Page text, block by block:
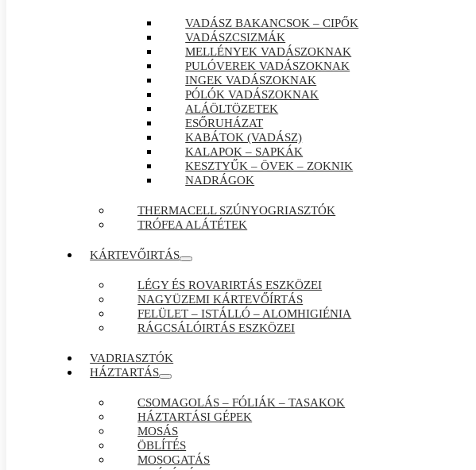
VADÁSZ BAKANCSOK – CIPŐK
VADÁSZCSIZMÁK
MELLÉNYEK VADÁSZOKNAK
PULÓVEREK VADÁSZOKNAK
INGEK VADÁSZOKNAK
PÓLÓK VADÁSZOKNAK
ALÁÖLTÖZETEK
ESŐRUHÁZAT
KABÁTOK (VADÁSZ)
KALAPOK – SAPKÁK
KESZTYŰK – ÖVEK – ZOKNIK
NADRÁGOK
THERMACELL SZÚNYOGRIASZTÓK
TRÓFEA ALÁTÉTEK
KÁRTEVŐIRTÁS
LÉGY ÉS ROVARIRTÁS ESZKÖZEI
NAGYÜZEMI KÁRTEVŐÍRTÁS
FELÜLET – ISTÁLLÓ – ALOMHIGIÉNIA
RÁGCSÁLÓIRTÁS ESZKÖZEI
VADRIASZTÓK
HÁZTARTÁS
CSOMAGOLÁS – FÓLIÁK – TASAKOK
HÁZTARTÁSI GÉPEK
MOSÁS
ÖBLÍTÉS
MOSOGATÁS